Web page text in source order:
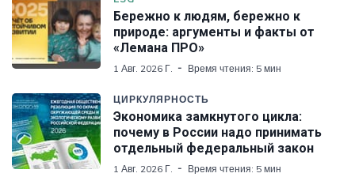
Бережно к людям, бережно к
природе: аргументы и факты от
«Лемана ПРО»
1 Авг. 2026 Г. Время чтения: 5 мин
ЦИРКУЛЯРНОСТЬ
Экономика замкнутого цикла:
почему в России надо принимать
отдельный федеральный закон
1 Авг. 2026 Г. Время чтения: 5 мин